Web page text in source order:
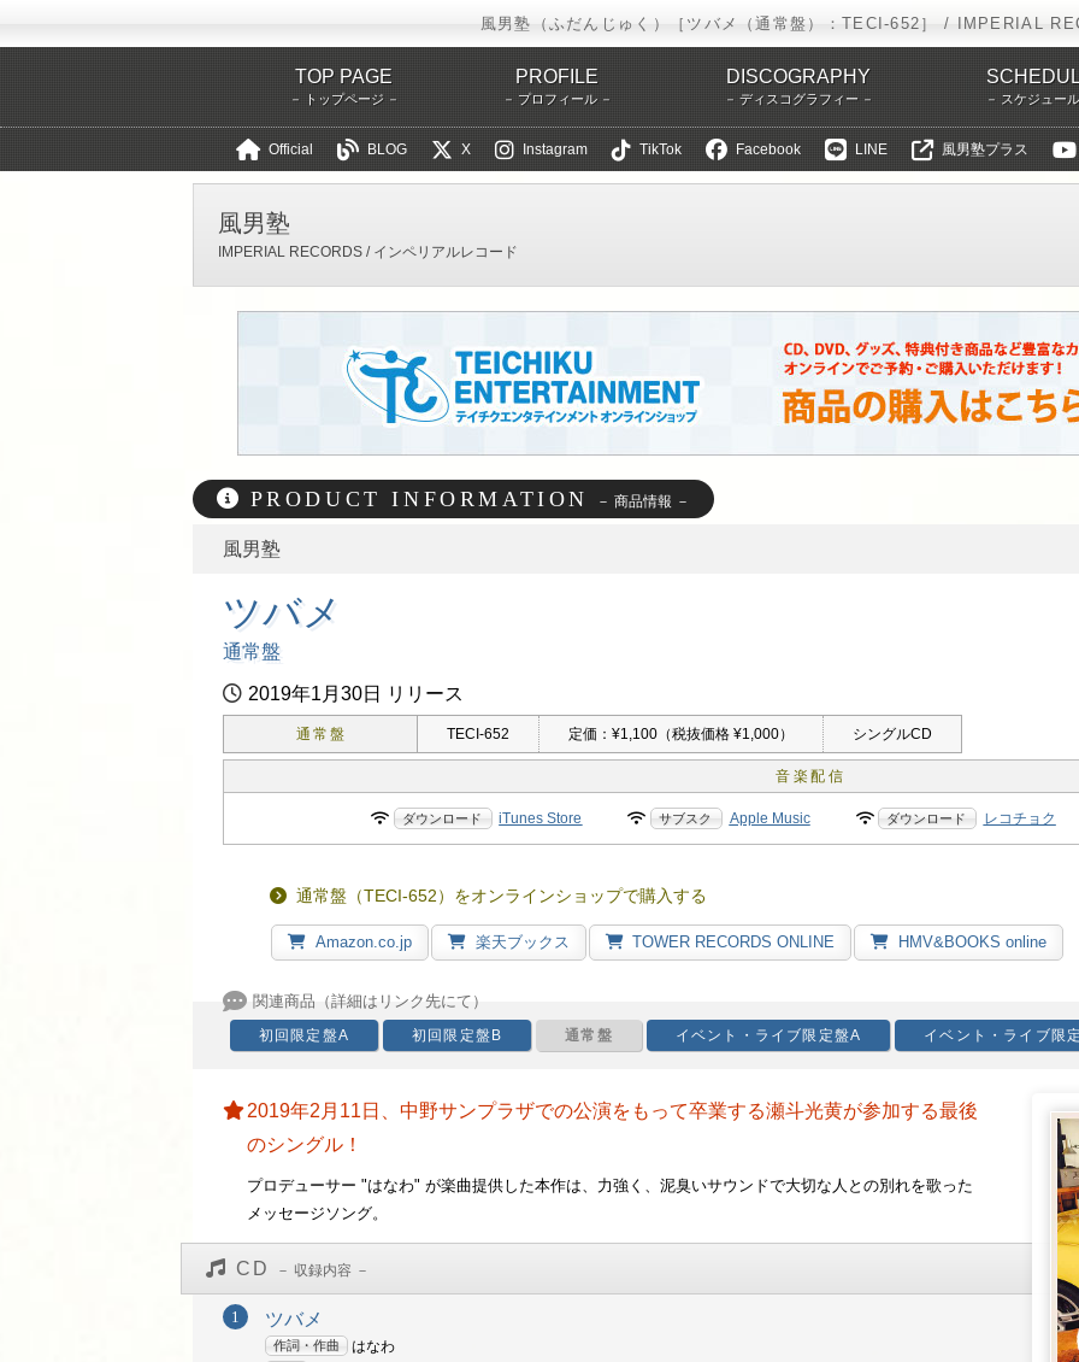
風男塾（ふだんじゅく）［ツバメ（通常盤）：TECI-652］ / IMPERIAL
TOP PAGE
トップページ
PROFILE
プロフィール
DISCOGRAPHY
ディスコグラフィー スケジュール
Official BLOG X Instagram TikTok Facebook LINE 風男塾プラス
風男塾
IMPERIAL RECORDS / インペリアルレコード
PRODUCT INFORMATION
風男塾
ツバメ
通常盤
2019年1月30日 リリース
通常盤 TECI-652 定価：¥1,100（税抜価格 ¥1,000） シングルCD
iTunes Store Apple Music レコチョク
通常盤（TECI-652）をオンラインショップで購入する
Amazon.co.jp 楽天ブックス TOWER RECORDS ONLINE HMV&BOOKS online
初回限定盤A 初回限定盤B 通常盤 イベント・ライブ限定盤A イベント・ライブ限
2019年2月11日、中野サンプラザでの公演をもって卒業する瀬斗光黄が参加する最後
のシングル！
プロデューサー "はなわ" が楽曲提供した本作は、力強く、泥臭いサウンドで大切な人との別れを歌った
メッセージソング。
CD
ツバメ
作詞・作曲 はなわ